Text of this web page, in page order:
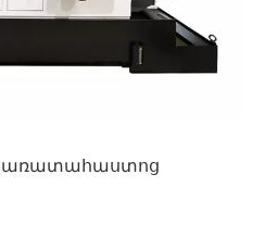
խառատահաստոց